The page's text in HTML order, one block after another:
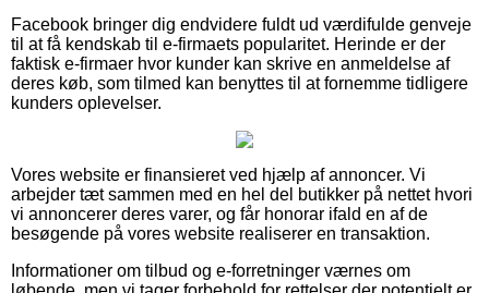
Facebook bringer dig endvidere fuldt ud værdifulde genveje
til at få kendskab til e-firmaets popularitet. Herinde er der
faktisk e-firmaer hvor kunder kan skrive en anmeldelse af
deres køb, som tilmed kan benyttes til at fornemme tidligere
kunders oplevelser.
Vores website er finansieret ved hjælp af annoncer. Vi
arbejder tæt sammen med en hel del butikker på nettet hvori
vi annoncerer deres varer, og får honorar ifald en af de
besøgende på vores website realiserer en transaktion.
Informationer om tilbud og e-forretninger værnes om